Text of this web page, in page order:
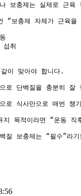
나 보충제는 실제로 근
“보충제 자체가 근육
섭취
이 맞아야 합니다.
으로 단백질을 충분히
으로 식사만으로 매번
지 목적이라면 “운동
질 보충제는 “필수”라